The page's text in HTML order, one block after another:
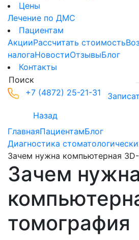
Цены
Лечение по ДМС
Пациентам
АкцииРассчитать стоимость
налогаНовостиОтзывыБлог
Контакты
+7 (4872) 25-21-31
Назад
ГлавнаяПациентамБлог
Диагностика
Зачем нужна компьютерная
Зачем нужна
томография